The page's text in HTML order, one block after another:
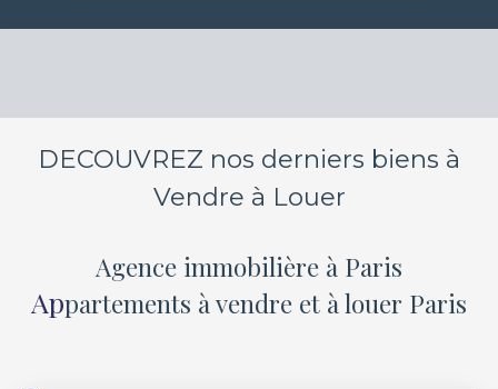
DECOUVREZ nos derniers biens à
Vendre à Louer
Agence immobilière à Paris
Appartements à vendre et à louer Paris